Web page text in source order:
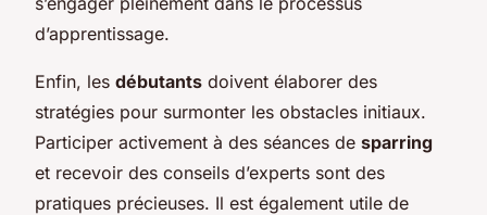
d’apprentissage.
Enfin, les débutants doivent élaborer des
stratégies pour surmonter les obstacles initiaux.
Participer activement à des séances de sparring
et recevoir des conseils d’experts sont des
pratiques précieuses. Il est également utile de